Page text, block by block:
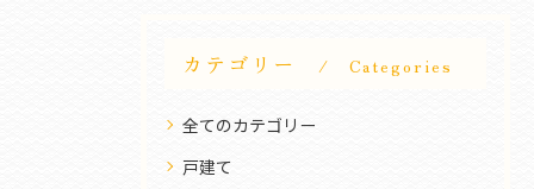
カテゴリー Categories
全てのカテゴリー
戸建て